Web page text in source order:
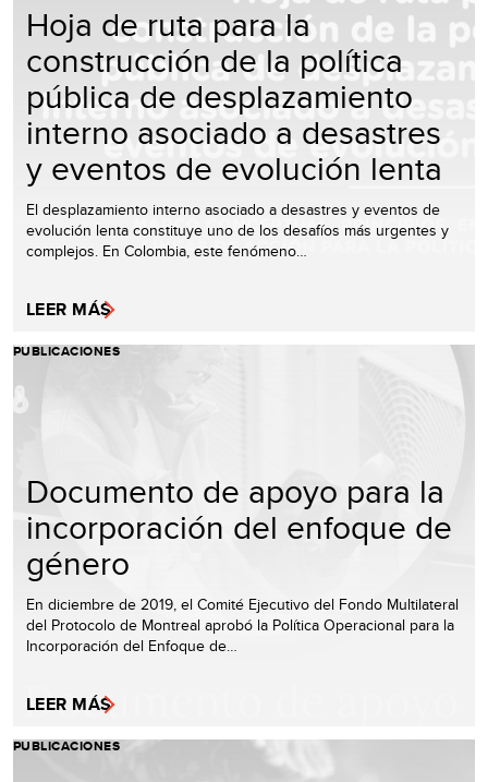
Hoja de ruta para la
construcción de la política
pública de desplazamiento
interno asociado a desastres
y eventos de evolución lenta
El desplazamiento interno asociado a desastres y eventos de
evolución lenta constituye uno de los desafíos más urgentes y
complejos. En Colombia, este fenómeno…
LEER MÁS
PUBLICACIONES
Documento de apoyo para la
incorporación del enfoque de
género
En diciembre de 2019, el Comité Ejecutivo del Fondo Multilateral
del Protocolo de Montreal aprobó la Política Operacional para la
Incorporación del Enfoque de…
LEER MÁS
PUBLICACIONES